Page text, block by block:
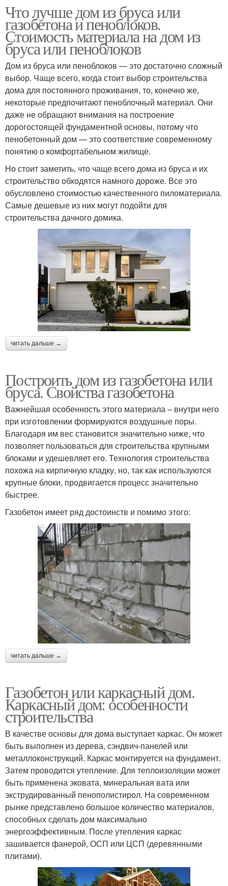
Что лучше дом из бруса или
газобетона и пеноблоков.
Стоимость материала на дом из
бруса или пеноблоков
Дом из бруса или пеноблоков — это достаточно сложный
выбор. Чаще всего, когда стоит выбор строительства
дома для постоянного проживания, то, конечно же,
некоторые предпочитают пеноблочный материал. Они
даже не обращают внимания на построение
дорогостоящей фундаментной основы, потому что
пенобетонный дом — это соответствие современному
понятию о комфортабельном жилище.
Но стоит заметить, что чаще всего дома из бруса и их
строительство обходятся намного дороже. Все это
обусловлено стоимостью качественного пиломатериала.
Самые дешевые из них могут подойти для
строительства дачного домика.
читать дальше →
Построить дом из газобетона или
бруса. Свойства газобетона
Важнейшая особенность этого материала – внутри него
при изготовлении формируются воздушные поры.
Благодаря им вес становится значительно ниже, что
позволяет пользоваться для строительства крупными
блоками и удешевляет его. Технология строительства
похожа на кирпичную кладку, но, так как используются
крупные блоки, продвигается процесс значительно
быстрее.
Газобетон имеет ряд достоинств и помимо этого:
читать дальше →
Газобетон или каркасный дом.
Каркасный дом: особенности
строительства
В качестве основы для дома выступает каркас. Он может
быть выполнен из дерева, сэндвич-панелей или
металлоконструкций. Каркас монтируется на фундамент.
Затем проводится утепление. Для теплоизоляции может
быть применена эковата, минеральная вата или
экструдированный пенополистирол. На современном
рынке представлено большое количество материалов,
способных сделать дом максимально
энергоэффективным. После утепления каркас
зашивается фанерой, ОСП или ЦСП (деревянными
плитами).